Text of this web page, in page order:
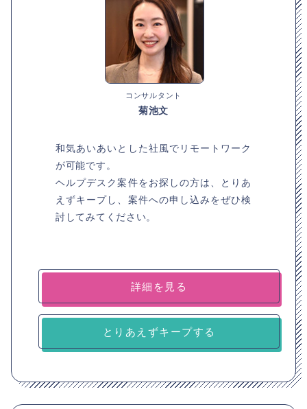
コンサルタント
菊池文
和気あいあいとした社風でリモートワーク
が可能です。
ヘルプデスク案件をお探しの方は、とりあ
えずキープし、案件への申し込みをぜひ検
討してみてください。
詳細を見る
とりあえずキープする